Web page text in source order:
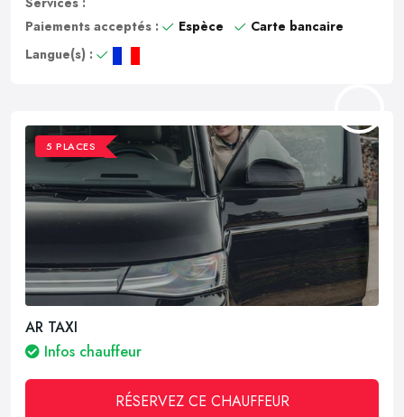
Paiements acceptés :
Espèce
Carte bancaire
Langue(s) :
5 PLACES
AR TAXI
Infos chauffeur
RÉSERVEZ CE CHAUFFEUR